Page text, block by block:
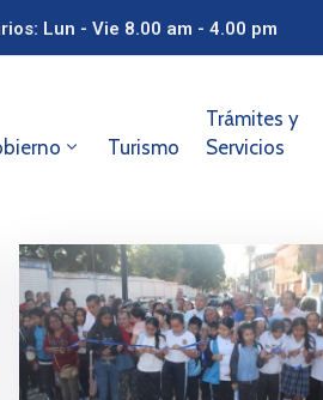
Lun - Vie 8.00 am - 4.00 pm
Turismo
Trámites y
Servicios